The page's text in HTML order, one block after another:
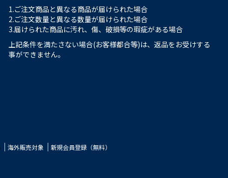
1.ご注文商品と異なる商品が届けられた場合
2.ご注文数量と異なる数量が届けられた場合
3.届けられた商品に汚れ、傷、破損等の瑕疵がある場合
上記条件を満たさない場合(お客様都合等)は、返品をお受けする
事ができません。
海外販売対象 新規会員登録（無料）